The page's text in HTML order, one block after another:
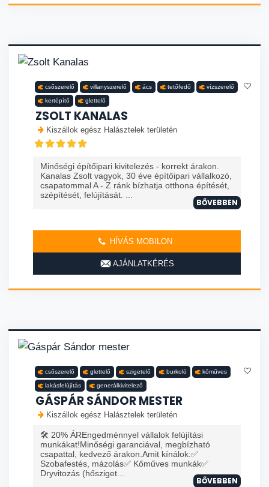
csőszerelő villanyszerelő ács tetőfedő vízszerelő
kertépítő glettelő
ZSOLT KANALAS
Kiszállok egész Halásztelek területén
Minőségi építőipari kivitelezés - korrekt árakon.
Kanalas Zsolt vagyok, 30 éve építőipari vállalkozó,
csapatommal A - Z ránk bízhatja otthona építését,
szépítését, felújítását. ...
BŐVEBBEN
HÍVÁS MOBILON
AJÁNLATKÉRÉS
csőszerelő glettelő szigetelő burkoló kőműves
lakásfelújítás generálkivitelező
GÁSPÁR SÁNDOR MESTER
Kiszállok egész Halásztelek területén
🛠️ 20% ÁREngedménnyel vállalok felújítási
munkákat!Minőségi garanciával, megbízható
csapattal, kedvező árakon.Amit kínálok:✅
Szobafestés, mázolás✅ Kőműves munkák✅
Dryvitozás (hősziget...
BŐVEBBEN